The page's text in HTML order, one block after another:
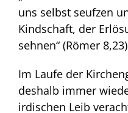
uns selbst seufzen
Kindschaft, der
sehnen“ (Römer
Im Laufe der
deshalb immer
irdischen Leib